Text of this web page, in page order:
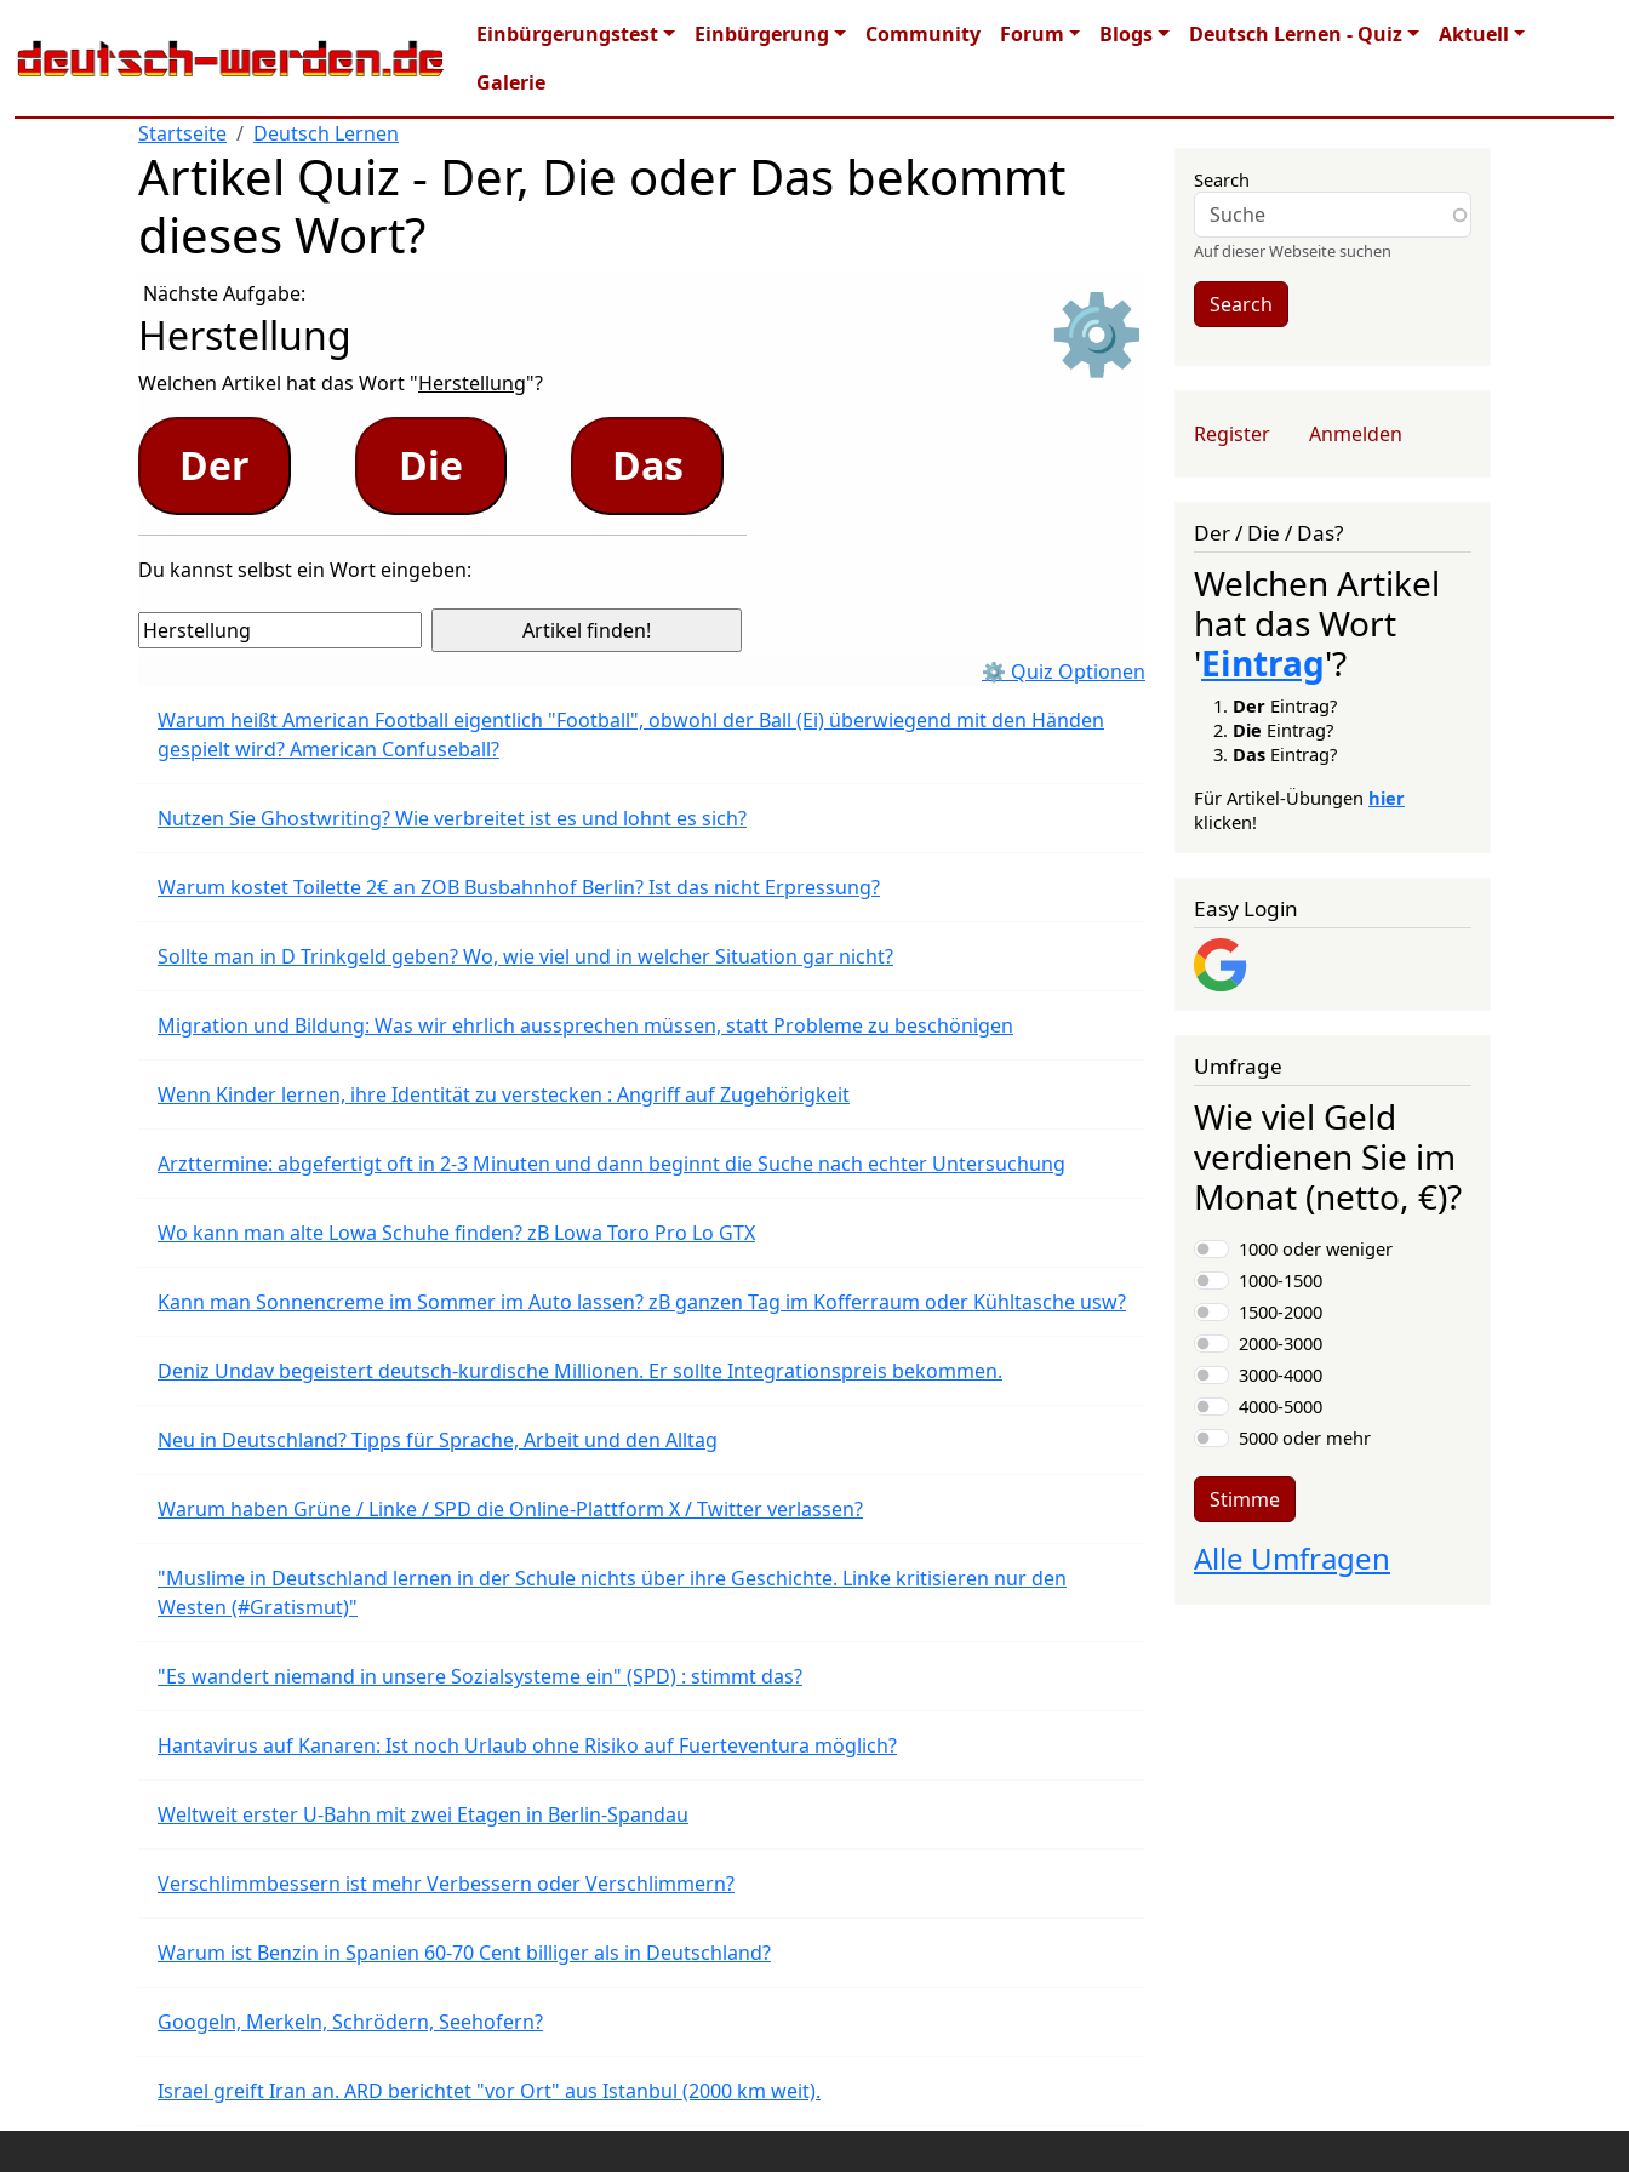
Main navigation
Einbürgerungstest Einbürgerung Community Forum Blogs Deutsch Lernen - Quiz
Aktuell
Galerie
Startseite
Deutsch Lernen
Artikel Quiz - Der, Die oder Das bekommt
dieses Wort?
⚙
Nächste Aufgabe:
Herstellung
Welchen Artikel hat das Wort "Herstellung"?
Der Die Das
Du kannst selbst ein Wort eingeben:
⚙ Quiz Optionen
Warum heißt American Football eigentlich "Football", obwohl der Ball (Ei) überwiegend mit den Händen
gespielt wird? American Confuseball?
Nutzen Sie Ghostwriting? Wie verbreitet ist es und lohnt es sich?
Warum kostet Toilette 2€ an ZOB Busbahnhof Berlin? Ist das nicht Erpressung?
Sollte man in D Trinkgeld geben? Wo, wie viel und in welcher Situation gar nicht?
Migration und Bildung: Was wir ehrlich aussprechen müssen, statt Probleme zu beschönigen
Wenn Kinder lernen, ihre Identität zu verstecken : Angriff auf Zugehörigkeit
Arzttermine: abgefertigt oft in 2-3 Minuten und dann beginnt die Suche nach echter Untersuchung
Wo kann man alte Lowa Schuhe finden? zB Lowa Toro Pro Lo GTX
Kann man Sonnencreme im Sommer im Auto lassen? zB ganzen Tag im Kofferraum oder Kühltasche usw?
Deniz Undav begeistert deutsch-kurdische Millionen. Er sollte Integrationspreis bekommen.
Neu in Deutschland? Tipps für Sprache, Arbeit und den Alltag
Warum haben Grüne / Linke / SPD die Online-Plattform X / Twitter verlassen?
"Muslime in Deutschland lernen in der Schule nichts über ihre Geschichte. Linke kritisieren nur den
Westen (#Gratismut)"
"Es wandert niemand in unsere Sozialsysteme ein" (SPD) : stimmt das?
Hantavirus auf Kanaren: Ist noch Urlaub ohne Risiko auf Fuerteventura möglich?
Weltweit erster U-Bahn mit zwei Etagen in Berlin-Spandau
Verschlimmbessern ist mehr Verbessern oder Verschlimmern?
Warum ist Benzin in Spanien 60-70 Cent billiger als in Deutschland?
Googeln, Merkeln, Schrödern, Seehofern?
Israel greift Iran an. ARD berichtet "vor Ort" aus Istanbul (2000 km weit).
Search
Auf dieser Webseite suchen
Search
User account menu
Register Anmelden
Der / Die / Das?
Welchen Artikel
hat das Wort
'Eintrag'?
Der Eintrag?
Die Eintrag?
Das Eintrag?
Für Artikel-Übungen hier
klicken!
Easy Login
Umfrage
Wie viel Geld
verdienen Sie im
Monat (netto, €)?
Auswahlmöglichkeiten
1000 oder weniger
1000-1500
1500-2000
2000-3000
3000-4000
4000-5000
5000 oder mehr
Stimme
Alle Umfragen